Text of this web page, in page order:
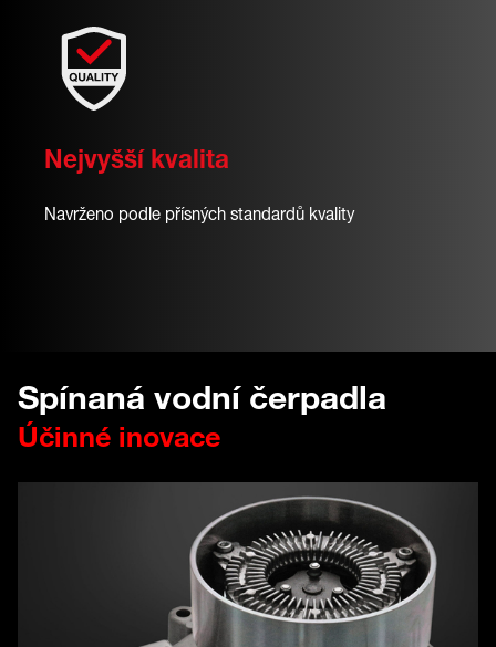
Nejvyšší kvalita
Navrženo podle přísných standardů kvality
Spínaná vodní čerpadla
Účinné inovace